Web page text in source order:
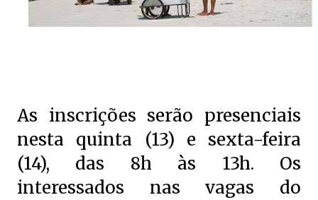
As inscrições serão presenciais
nesta quinta (13) e sexta-feira
(14), das 8h às 13h. Os
interessados nas vagas do